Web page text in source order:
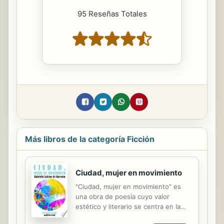
95 Reseñas Totales
Más libros de la categoría Ficción
Ciudad, mujer en movimiento
"Ciudad, mujer en movimiento” es
una obra de poesía cuyo valor
estético y literario se centra en la